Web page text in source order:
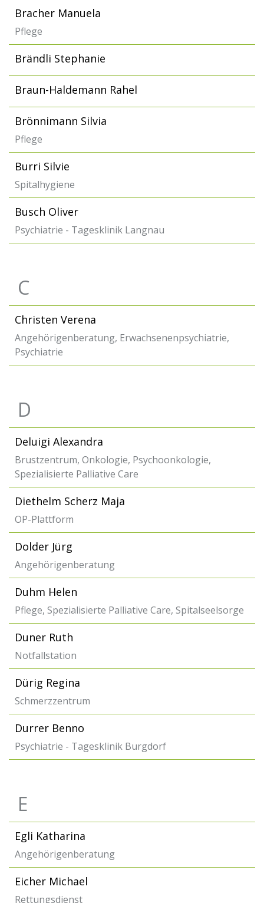
Bracher Manuela
Pflege
Brändli Stephanie
Braun-Haldemann Rahel
Brönnimann Silvia
Pflege
Burri Silvie
Spitalhygiene
Busch Oliver
Psychiatrie - Tagesklinik Langnau
C
Christen Verena
Angehörigenberatung, Erwachsenenpsychiatrie,
Psychiatrie
D
Deluigi Alexandra
Brustzentrum, Onkologie, Psychoonkologie,
Spezialisierte Palliative Care
Diethelm Scherz Maja
OP-Plattform
Dolder Jürg
Angehörigenberatung
Duhm Helen
Pflege, Spezialisierte Palliative Care, Spitalseelsorge
Duner Ruth
Notfallstation
Dürig Regina
Schmerzzentrum
Durrer Benno
Psychiatrie - Tagesklinik Burgdorf
E
Egli Katharina
Angehörigenberatung
Eicher Michael
Rettungsdienst